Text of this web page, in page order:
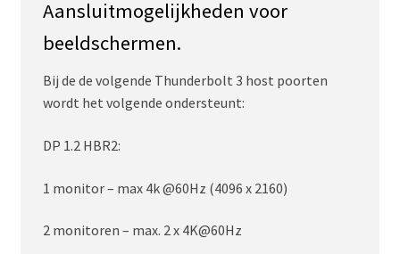
Aansluitmogelijkheden voor
beeldschermen.
Bij de de volgende Thunderbolt 3 host poorten
wordt het volgende ondersteunt:
DP 1.2 HBR2:
1 monitor – max 4k @60Hz (4096 x 2160)
2 monitoren – max. 2 x 4K@60Hz